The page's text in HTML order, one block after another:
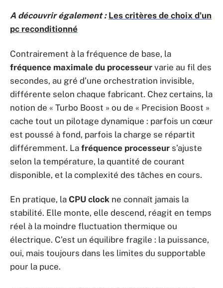
A découvrir également : Les critères de choix d'un
pc reconditionné
Contrairement à la fréquence de base, la
fréquence maximale du processeur varie au fil des
secondes, au gré d’une orchestration invisible,
différente selon chaque fabricant. Chez certains, la
notion de « Turbo Boost » ou de « Precision Boost »
cache tout un pilotage dynamique : parfois un cœur
est poussé à fond, parfois la charge se répartit
différemment. La fréquence processeur s’ajuste
selon la température, la quantité de courant
disponible, et la complexité des tâches en cours.
En pratique, la CPU clock ne connaît jamais la
stabilité. Elle monte, elle descend, réagit en temps
réel à la moindre fluctuation thermique ou
électrique. C’est un équilibre fragile : la puissance,
oui, mais toujours dans les limites du supportable
pour la puce.